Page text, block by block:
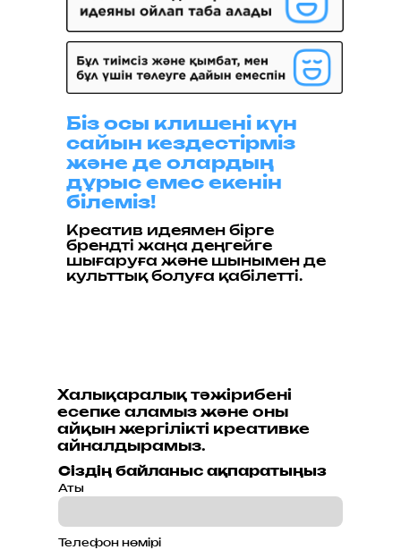
Біз осы клишені күн
сайын кездестірміз
және де олардың
дұрыс емес екенін
білеміз!
Креатив идеямен бірге
брендті жаңа деңгейге
шығаруға және шынымен де
культтық болуға қабілетті.
Аты
Телефон нөмірі
Сіздің байланыс ақпаратыңыз
Халықаралық тәжірибені
есепке аламыз және оны
айқын жергілікті креативке
айналдырамыз.